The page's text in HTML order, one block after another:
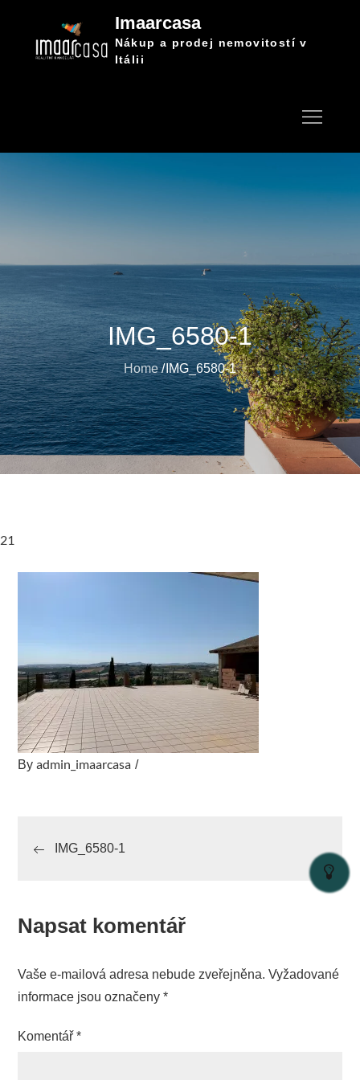
content
Imaarcasa
Nákup a prodej nemovitostí v
Itálii
IMG_6580-1
Home IMG_6580-1
Byadmin_imaarcasa
Navigace
příspěvek
IMG_6580-1
Napsat komentář
Vaše e-mailová adresa nebude zveřejněna. Vyžadované
informace jsou označeny*
Komentář*